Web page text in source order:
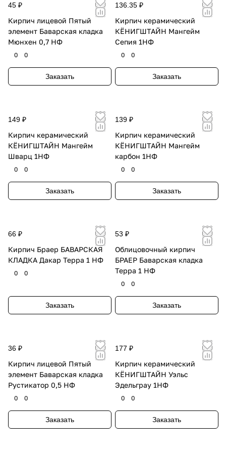
45 ₽
Кирпич лицевой Пятый
элемент Баварская кладка
Мюнхен 0,7 НФ
0 0
Заказать
136.35 ₽
Кирпич керамический
КЁНИГШТАЙН Мангейм
Сепия 1НФ
0 0
Заказать
149 ₽
Кирпич керамический
КЁНИГШТАЙН Мангейм
Шварц 1НФ
0 0
Заказать
139 ₽
Кирпич керамический
КЁНИГШТАЙН Мангейм
карбон 1НФ
0 0
Заказать
66 ₽
Кирпич Браер БАВАРСКАЯ
КЛАДКА Дакар Терра 1 НФ
0 0
Заказать
53 ₽
Облицовочный кирпич
БРАЕР Баварская кладка
Терра 1 НФ
0 0
Заказать
36 ₽
Кирпич лицевой Пятый
элемент Баварская кладка
Рустикатор 0,5 НФ
0 0
Заказать
177 ₽
Кирпич керамический
КЁНИГШТАЙН Уэльс
Эдельграу 1НФ
0 0
Заказать